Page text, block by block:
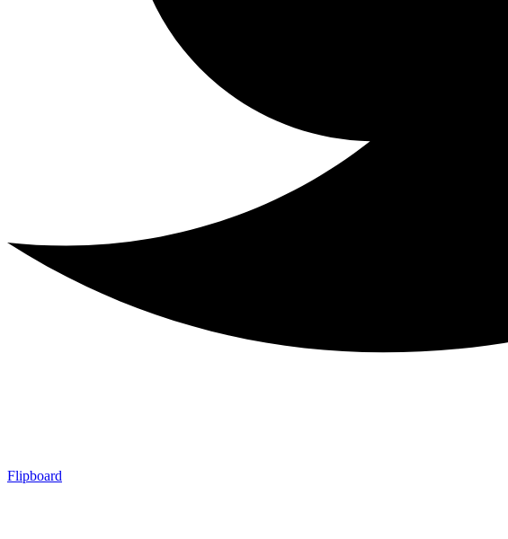
Flipboard